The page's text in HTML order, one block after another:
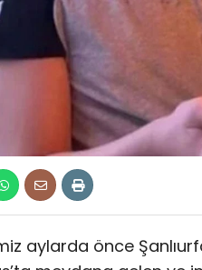
aylarda önce